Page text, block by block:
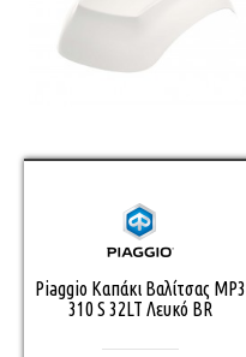
Piaggio Καπάκι Βαλίτσας MP3
310 S 32LT Λευκό BR